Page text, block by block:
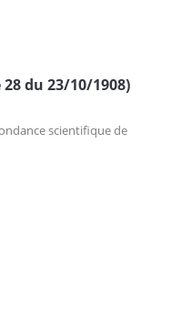
du 23/10/1908)
scientifique de